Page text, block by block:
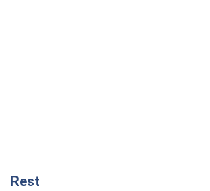
Rest